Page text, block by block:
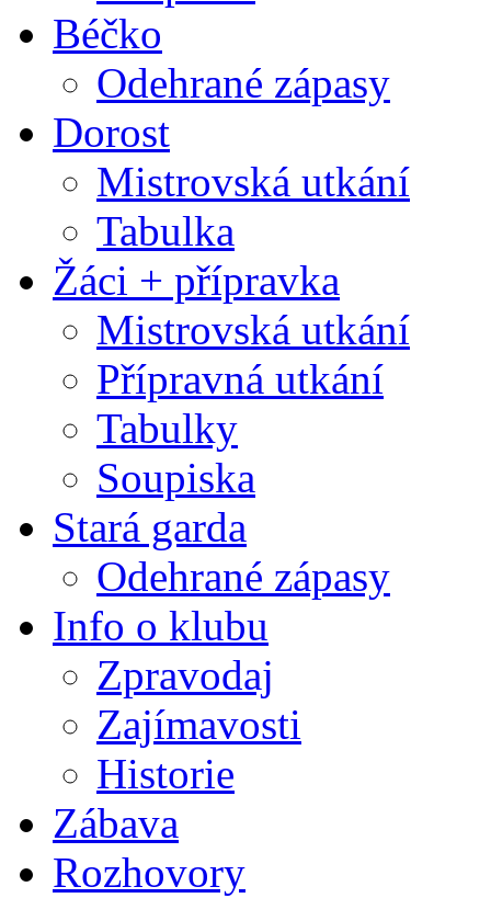
Béčko
Odehrané zápasy
Dorost
Mistrovská utkání
Tabulka
Žáci + přípravka
Mistrovská utkání
Přípravná utkání
Tabulky
Soupiska
Stará garda
Odehrané zápasy
Info o klubu
Zpravodaj
Zajímavosti
Historie
Zábava
Rozhovory